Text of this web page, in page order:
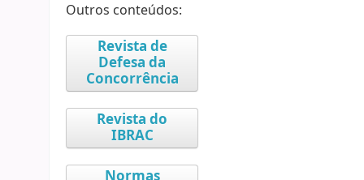
Outros conteúdos:
Revista de
Defesa da
Concorrência
Revista do
IBRAC